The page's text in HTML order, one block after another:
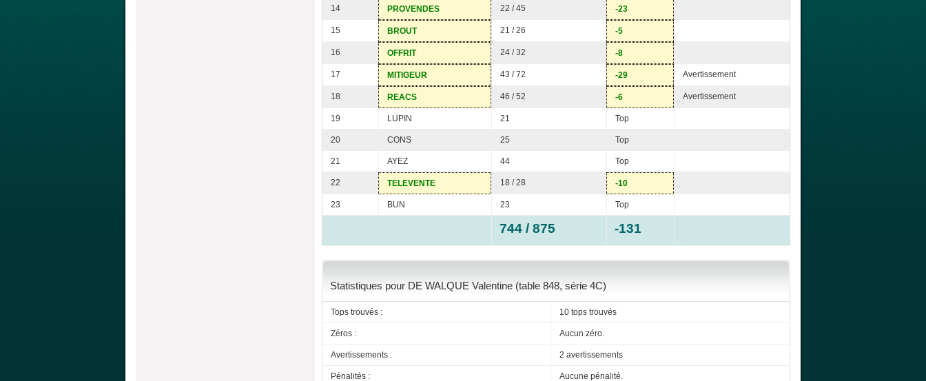
14 PROVENDES 22 / 45 -23
15 BROUT 21 / 26 -5
16 OFFRIT 24 / 32 -8
17 MITIGEUR 43 / 72 -29 Avertissement
18 REACS 46 / 52 -6 Avertissement
19 LUPIN 21 Top
20 CONS 25 Top
21 AYEZ 44 Top
22 TELEVENTE 18 / 28 -10
23 BUN 23 Top
744 / 875 -131
Statistiques pour DE WALQUE Valentine (table 848, série 4C)
Tops trouvés : 10 tops trouvés
Zéros : Aucun zéro.
Avertissements : 2 avertissements
Pénalités : Aucune pénalité.